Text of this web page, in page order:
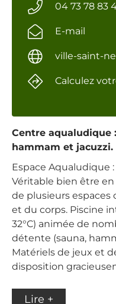
Centre aqualudique
hammam et jacuzzi.
Espace Aqualudique :
Véritable bien être
de plusieurs espaces
et du corps. Piscine
32°C) animée de
détente (sauna,
Matériels de jeux et
disposition
Lire +
04 73 78 83
E-mail
ville-saint-
Calculez